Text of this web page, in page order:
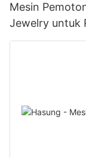
Mesin
Jewelry untuk